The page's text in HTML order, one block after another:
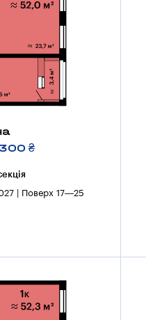
₴
| Поверх 17—25